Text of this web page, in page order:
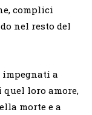
complici
nel resto del
impegnati a
loro amore,
morte e a